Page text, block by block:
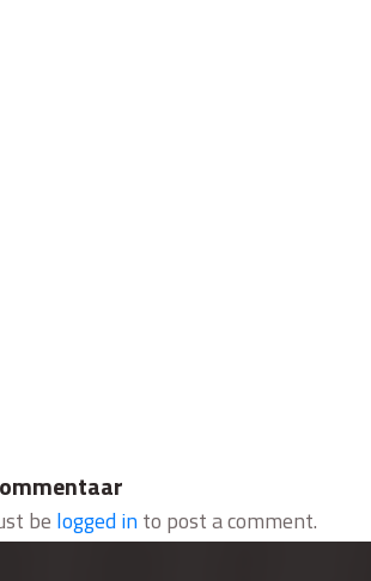
be logged into post a comment.